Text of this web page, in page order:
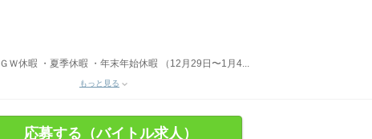
Ｗ休暇 ・夏季休暇 ・年末年始休暇 （12月29日〜1月4...
もっと見る
応募する（バイトル求人）